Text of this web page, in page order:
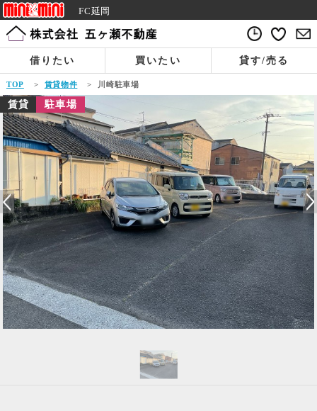
FC延岡
借りたい 買いたい 貸す/売る
TOP > 賃貸物件 > 川崎駐車場
賃貸 駐車場